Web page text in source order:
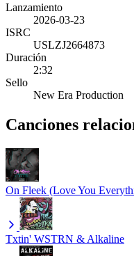
Lanzamiento
2026-03-23
ISRC
USLZJ2664873
Duración
2:32
Sello
New Era Production
Canciones
On Fleek (Love You
Txtin' WSTRN & Alkaline